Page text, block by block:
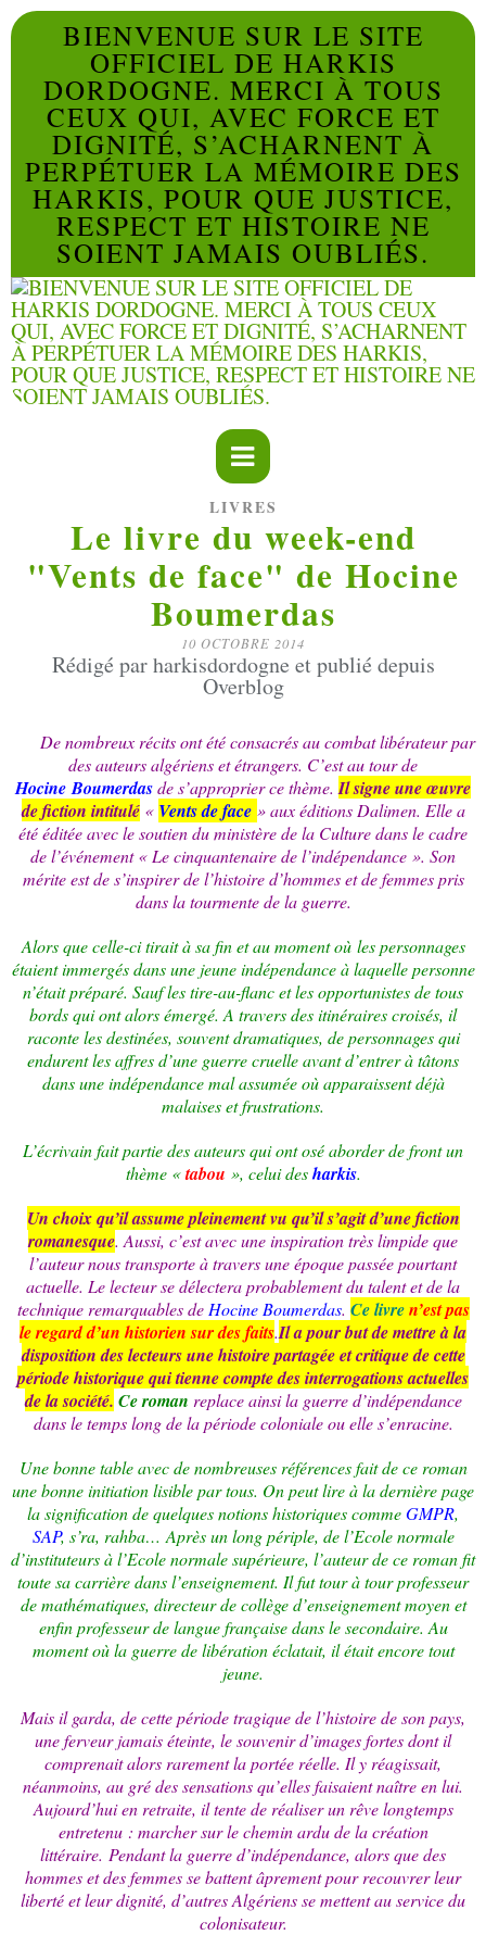
BIENVENUE SUR LE SITE
OFFICIEL DE HARKIS
DORDOGNE. MERCI À TOUS
CEUX QUI, AVEC FORCE ET
DIGNITÉ, S’ACHARNENT À
PERPÉTUER LA MÉMOIRE DES
HARKIS, POUR QUE JUSTICE,
RESPECT ET HISTOIRE NE
SOIENT JAMAIS OUBLIÉS.
LIVRES
Le livre du week-end
"Vents de face" de Hocine
Boumerdas
10 OCTOBRE 2014
Rédigé par harkisdordogne et publié depuis
Overblog
De nombreux récits ont été consacrés au combat libérateur par
des auteurs algériens et étrangers. C’est au tour de
Hocine Boumerdasde s’approprier ce thème. Il signe une œuvre
de fiction intitulé« Vents de face » aux éditions Dalimen. Elle a
été éditée avec le soutien du ministère de la Culture dans le cadre
de l’événement « Le cinquantenaire de l’indépendance ». Son
mérite est de s’inspirer de l’histoire d’hommes et de femmes pris
dans la tourmente de la guerre.
Alors que celle-ci tirait à sa fin et au moment où les personnages
étaient immergés dans une jeune indépendance à laquelle personne
n’était préparé. Sauf les tire-au-flanc et les opportunistes de tous
bords qui ont alors émergé. A travers des itinéraires croisés, il
raconte les destinées, souvent dramatiques, de personnages qui
endurent les affres d’une guerre cruelle avant d’entrer à tâtons
dans une indépendance mal assumée où apparaissent déjà
malaises et frustrations.
L’écrivain fait partie des auteurs qui ont osé aborder de front un
thème «tabou », celui desharkis.
Un choix qu’il assume pleinement vu qu’il s’agit d’une fiction
romanesque. Aussi, c’est avec une inspiration très limpide que
l’auteur nous transporte à travers une époque passée pourtant
actuelle. Le lecteur se délectera probablement du talent et de la
technique remarquables de Hocine Boumerdas. Ce livre n’est pas
le regard d’un historien sur des faits.Il a pour but de mettre à la
disposition des lecteurs une histoire partagée et critique de cette
période historique qui tienne compte des interrogations actuelles
de la société. Ce roman replace ainsi la guerre d’indépendance
dans le temps long de la période coloniale ou elle s’enracine.
Une bonne table avec de nombreuses références fait de ce roman
une bonne initiation lisible par tous. On peut lire à la dernière page
la signification de quelques notions historiques commeGMPR,
SAP, s’ra, rahba… Après un long périple, de l’Ecole normale
d’instituteurs à l’Ecole normale supérieure, l’auteur de ce roman fit
toute sa carrière dans l’enseignement. Il fut tour à tour professeur
de mathématiques, directeur de collège d’enseignement moyen et
enfin professeur de langue française dans le secondaire. Au
moment où la guerre de libération éclatait, il était encore tout
jeune.
Mais il garda, de cette période tragique de l’histoire de son pays,
une ferveur jamais éteinte, le souvenir d’images fortes dont il
comprenait alors rarement la portée réelle. Il y réagissait,
néanmoins, au gré des sensations qu’elles faisaient naître en lui.
Aujourd’hui en retraite, il tente de réaliser un rêve longtemps
entretenu : marcher sur le chemin ardu de la création
littéraire. Pendant la guerre d’indépendance, alors que des
hommes et des femmes se battent âprement pour recouvrer leur
liberté et leur dignité, d’autres Algériens se mettent au service du
colonisateur.